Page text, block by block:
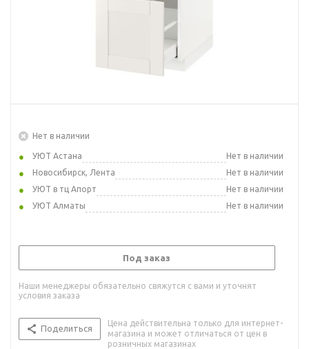
Нет в наличии
УЮТ Астана
Нет в наличии
Новосибирск, Лента
Нет в наличии
УЮТ в тц Апорт
Нет в наличии
УЮТ Алматы
Нет в наличии
Под заказ
Наши менеджеры обязательно свяжутся с вами и уточнят
условия заказа
Поделиться
Цена действительна только для интернет-
магазина и может отличаться от цен в
розничных магазинах